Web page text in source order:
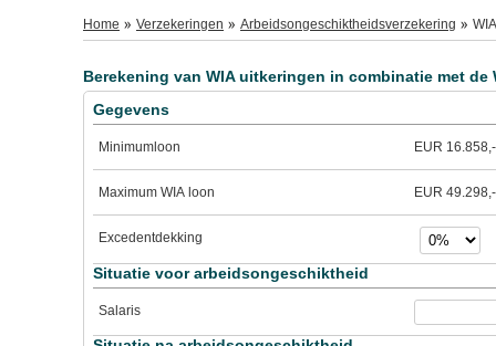
Home Verzekeringen Arbeidsongeschiktheidsverzekering
Berekening van WIA uitkeringen in combinatie met de
Gegevens
Minimumloon EUR 16.858,-
Maximum WIA loon EUR 49.298,-
Excedentdekking
Situatie voor arbeidsongeschiktheid
Salaris